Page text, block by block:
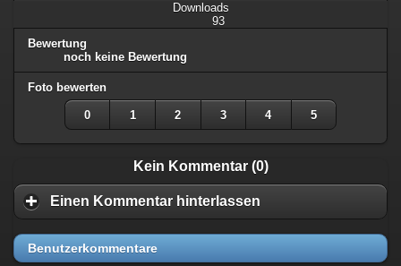
Downloads
93
Bewertung
noch keine Bewertung
Foto bewerten
0 1 2 3 4 5
Kein Kommentar (0)
Einen Kommentar hinterlassen
Benutzerkommentare